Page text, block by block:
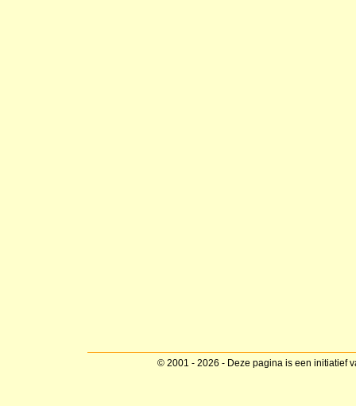
© 2001 - 2026 - Deze pagina is een initiatief